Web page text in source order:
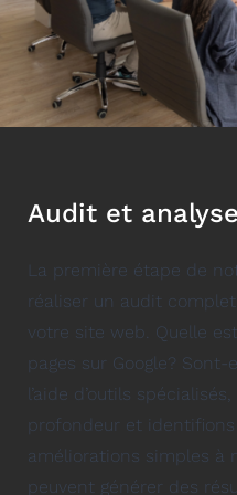
Audit et
La première étape de
réaliser un audit
votre site web. Quelle
pages sur Google?
l’aide d’outils
profondeur et
améliorations simples à
peuvent générer des